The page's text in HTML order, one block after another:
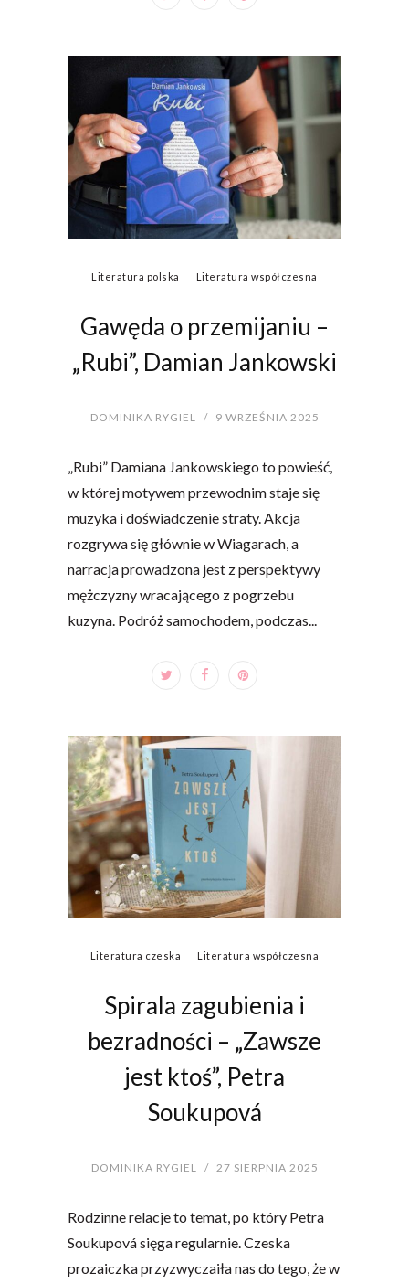
Literatura polska Literatura współczesna
Gawęda o przemijaniu –
„Rubi”, Damian Jankowski
DOMINIKA RYGIEL / 9 WRZEŚNIA 2025
„Rubi” Damiana Jankowskiego to powieść,
w której motywem przewodnim staje się
muzyka i doświadczenie straty. Akcja
rozgrywa się głównie w Wiagarach, a
narracja prowadzona jest z perspektywy
mężczyzny wracającego z pogrzebu
kuzyna. Podróż samochodem, podczas...
Literatura czeska Literatura współczesna
Spirala zagubienia i
bezradności – „Zawsze
jest ktoś”, Petra
Soukupová
DOMINIKA RYGIEL / 27 SIERPNIA 2025
Rodzinne relacje to temat, po który Petra
Soukupová sięga regularnie. Czeska
prozaiczka przyzwyczaiła nas do tego, że w